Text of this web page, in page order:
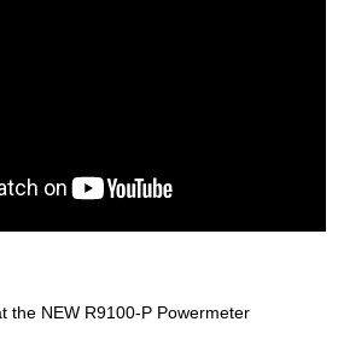
the NEW R9100-P Powermeter